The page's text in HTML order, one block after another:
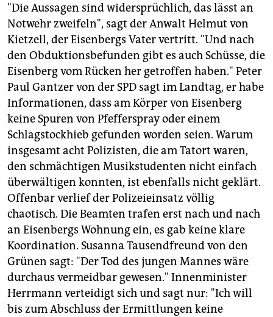
"Die Aussagen sind widersprüchlich, das lässt an
Notwehr zweifeln", sagt der Anwalt Helmut von
Kietzell, der Eisenbergs Vater vertritt. "Und nach
den Obduktionsbefunden gibt es auch Schüsse, die
Eisenberg vom Rücken her getroffen haben." Peter
Paul Gantzer von der SPD sagt im Landtag, er habe
Informationen, dass am Körper von Eisenberg
keine Spuren von Pfefferspray oder einem
Schlagstockhieb gefunden worden seien. Warum
insgesamt acht Polizisten, die am Tatort waren,
den schmächtigen Musikstudenten nicht einfach
überwältigen konnten, ist ebenfalls nicht geklärt.
Offenbar verlief der Polizeieinsatz völlig
chaotisch. Die Beamten trafen erst nach und nach
an Eisenbergs Wohnung ein, es gab keine klare
Koordination. Susanna Tausendfreund von den
Grünen sagt: "Der Tod des jungen Mannes wäre
durchaus vermeidbar gewesen." Innenminister
Herrmann verteidigt sich und sagt nur: "Ich will
bis zum Abschluss der Ermittlungen keine